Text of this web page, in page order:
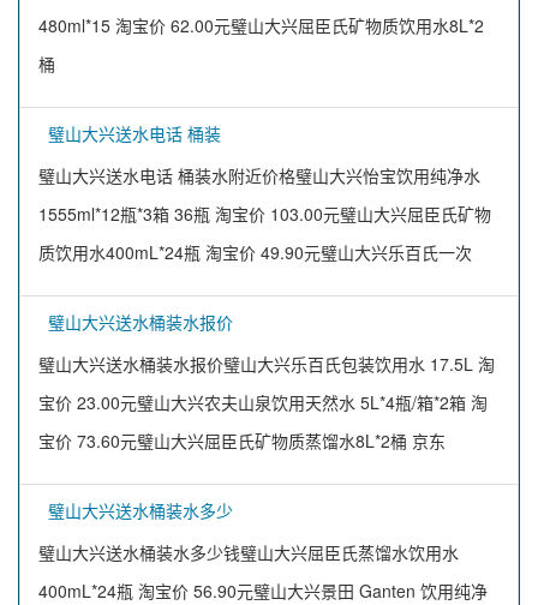
480ml*15 淘宝价 62.00元璧山大兴屈臣氏矿物质饮用水8L*2
桶
璧山大兴送水电话 桶装
璧山大兴送水电话 桶装水附近价格璧山大兴怡宝饮用纯净水
1555ml*12瓶*3箱 36瓶 淘宝价 103.00元璧山大兴屈臣氏矿物
质饮用水400mL*24瓶 淘宝价 49.90元璧山大兴乐百氏一次
璧山大兴送水桶装水报价
璧山大兴送水桶装水报价璧山大兴乐百氏包装饮用水 17.5L 淘
宝价 23.00元璧山大兴农夫山泉饮用天然水 5L*4瓶/箱*2箱 淘
宝价 73.60元璧山大兴屈臣氏矿物质蒸馏水8L*2桶 京东
璧山大兴送水桶装水多少
璧山大兴送水桶装水多少钱璧山大兴屈臣氏蒸馏水饮用水
400mL*24瓶 淘宝价 56.90元璧山大兴景田 Ganten 饮用纯净